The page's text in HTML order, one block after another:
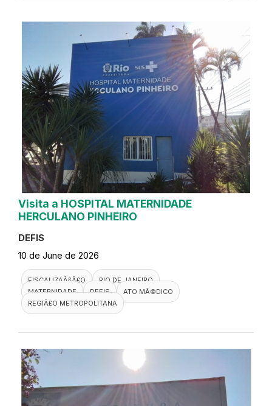
Visita a HOSPITAL MATERNIDADE
HERCULANO PINHEIRO
DEFIS
10 de June de 2026
FISCALIZAÃ§Ã£O
RIO DE JANEIRO
MATERNIDADE
DEFIS
ATO MÃ©DICO
REGIÃ£O METROPOLITANA